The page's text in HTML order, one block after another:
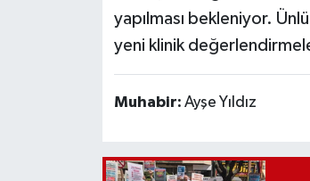
yapılması bekleniyor.
yeni klinik
Muhabir: Ayşe Yıldız